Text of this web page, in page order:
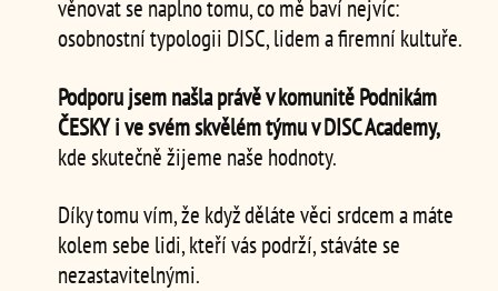
věnovat se naplno tomu, co mě baví nejvíc:
osobnostní typologii DISC, lidem a firemní kultuře.
Podporu jsem našla právě v komunitě Podnikám
ČESKY i ve svém skvělém týmu v DISC Academy,
kde skutečně žijeme naše hodnoty.
Díky tomu vím, že když děláte věci srdcem a máte
kolem sebe lidi, kteří vás podrží, stáváte se
nezastavitelnými.